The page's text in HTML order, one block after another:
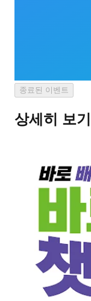
종료된 이벤트
상세히 보기